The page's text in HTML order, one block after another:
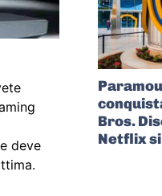
deve
Bros.
Netflix